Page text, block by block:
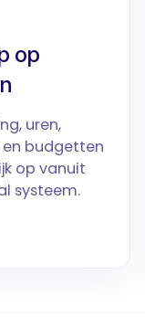
op
uren,
budgetten
op vanuit
systeem.